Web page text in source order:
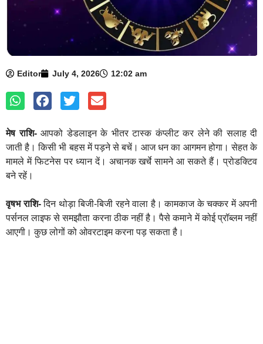
Editor July 4, 2026 12:02 am
मेष राशि- आपको डेडलाइन के भीतर टास्क कंप्लीट कर लेने की सलाह दी
जाती है। किसी भी बहस में पड़ने से बचें। आज धन का आगमन होगा। सेहत के
मामले में फिटनेस पर ध्यान दें। अचानक खर्चे सामने आ सकते हैं। प्रोडक्टिव
बने रहें।
वृषभ राशि-दिन थोड़ा बिजी-बिजी रहने वाला है। कामकाज के चक्कर में अपनी
पर्सनल लाइफ से समझौता करना ठीक नहीं है। पैसे कमाने में कोई प्रॉब्लम नहीं
आएगी। कुछ लोगों को ओवरटाइम करना पड़ सकता है।